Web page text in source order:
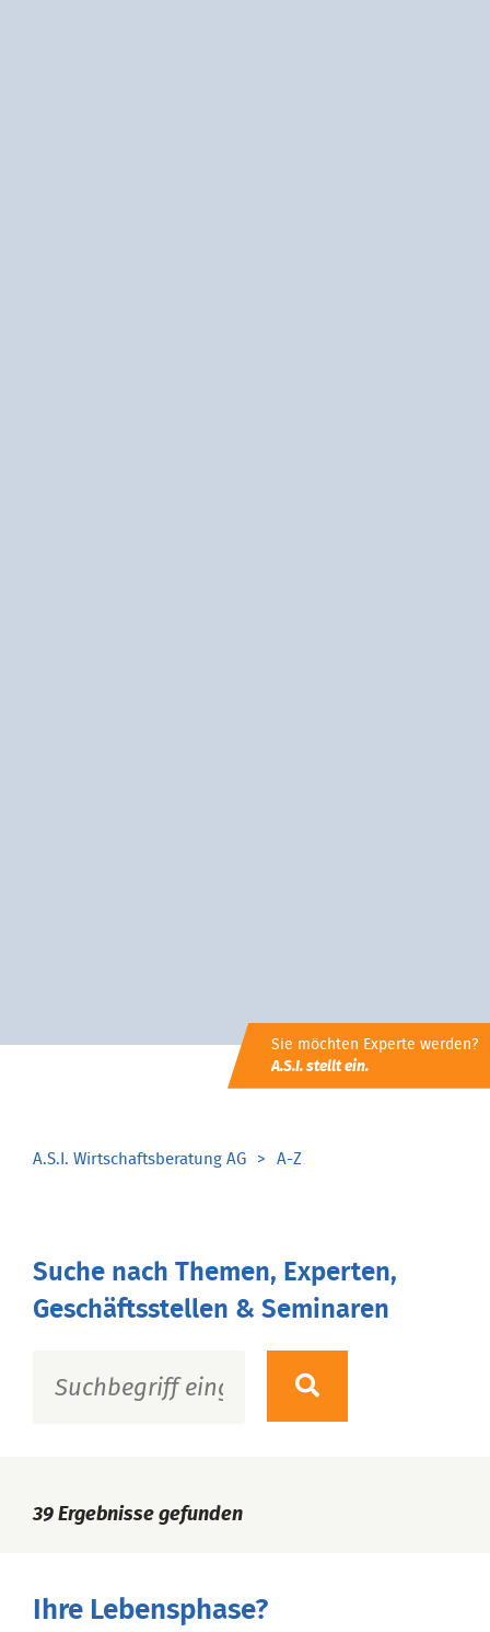
Sie möchten Experte werden?
A.S.I. stellt ein.
A.S.I. Wirtschaftsberatung AG A-Z
Suche nach Themen, Experten,
Geschäftsstellen & Seminaren
39 Ergebnisse gefunden
Ihre Lebensphase?